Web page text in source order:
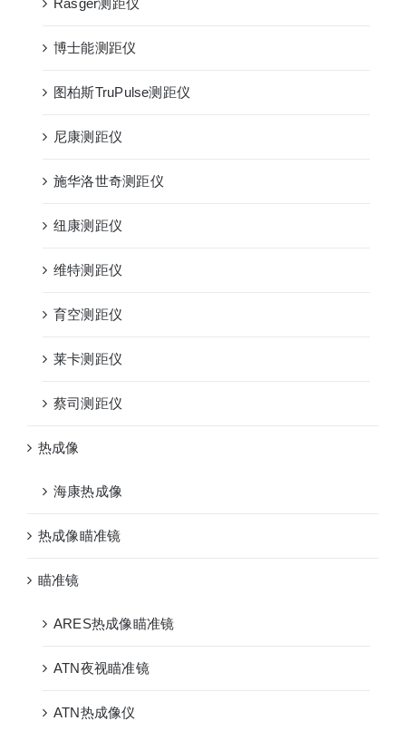
博士能测距仪
图柏斯TruPulse测距仪
尼康测距仪
施华洛世奇测距仪
纽康测距仪
维特测距仪
育空测距仪
莱卡测距仪
蔡司测距仪
热成像
海康热成像
热成像瞄准镜
瞄准镜
ARES热成像瞄准镜
ATN夜视瞄准镜
ATN热成像仪